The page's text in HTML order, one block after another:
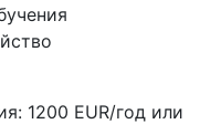
1200 EUR/год или